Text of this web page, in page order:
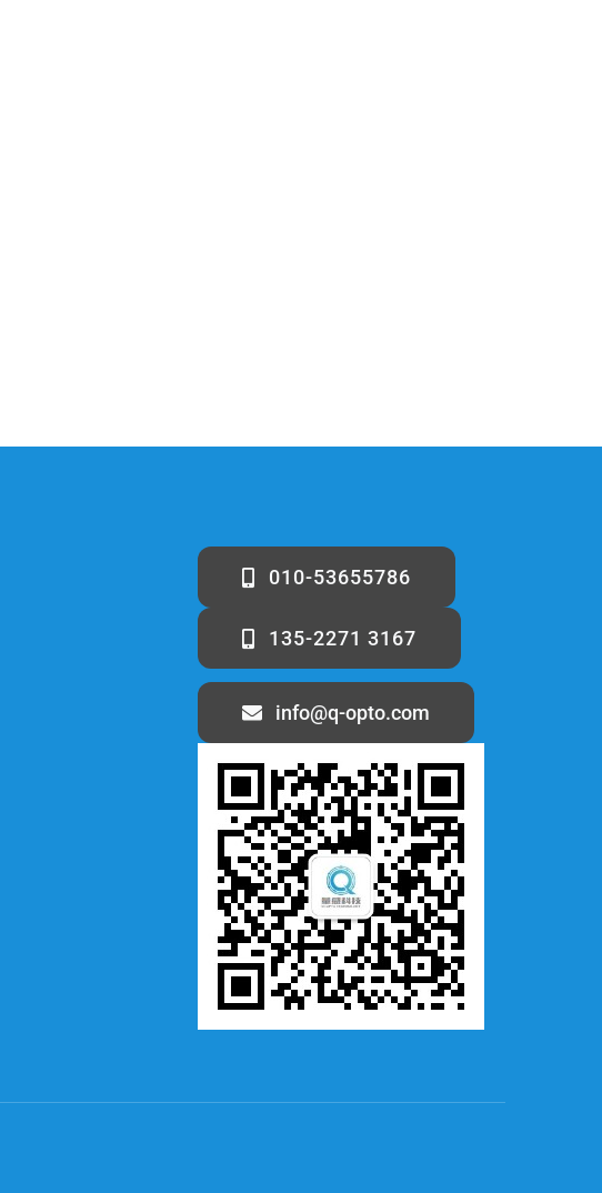
010-53655786
135-2271 3167
info@q-opto.com